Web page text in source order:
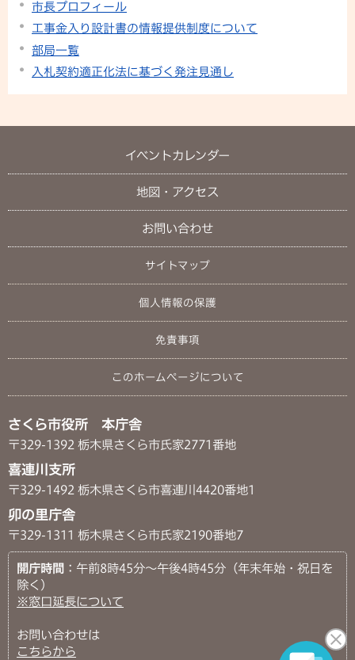
市長プロフィール
工事金入り設計書の情報提供制度について
部局一覧
入札契約適正化法に基づく発注見通し
イベントカレンダー
地図・アクセス
お問い合わせ
サイトマップ
個人情報の保護
免責事項
このホームページについて
さくら市役所 本庁舎
〒329-1392 栃木県さくら市氏家2771番地
喜連川支所
〒329-1492 栃木県さくら市喜連川4420番地1
卯の里庁舎
〒329-1311 栃木県さくら市氏家2190番地7
開庁時間 ：午前8時45分～午後4時45分（年末年始・祝日を
除く）
※窓口延長について
お問い合わせは
こちらから